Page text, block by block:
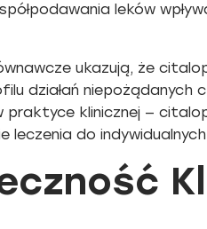
leków
ukazują, że
działań
praktyce klinicznej —
leczenia do